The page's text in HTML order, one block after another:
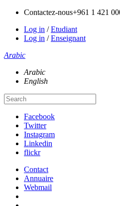
Contactez-nous+961 1 421
Log in /Etudiant
Log in /Enseignant
Arabic
Arabic
English
Facebook
Twitter
Instagram
Linkedin
flickr
Contact
Annuaire
Webmail